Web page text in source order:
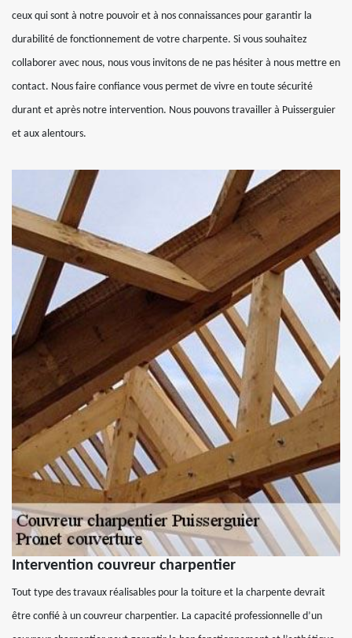
ceux qui sont à notre pouvoir et à nos connaissances pour garantir la
durabilité de fonctionnement de votre charpente. Si vous souhaitez
collaborer avec nous, nous vous invitons de ne pas hésiter à nous mettre en
contact. Nous faire confiance vous permet de vivre en toute sécurité
durant et après notre intervention. Nous pouvons travailler à Puisserguier
et aux alentours.
Intervention couvreur charpentier
Tout type des travaux réalisables pour la toiture et la charpente devrait
être confié à un couvreur charpentier. La capacité professionnelle d’un